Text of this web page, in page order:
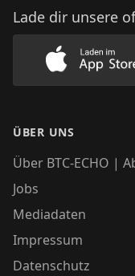
Lade dir unsere
Lade
ÜBER UNS
Über BTC-ECHO |
Jobs
Mediadaten
Impressum
Datenschutz